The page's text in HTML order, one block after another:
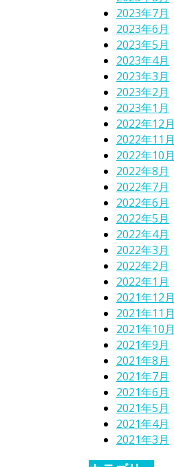
2023年7月
2023年6月
2023年5月
2023年4月
2023年3月
2023年2月
2023年1月
2022年12月
2022年11月
2022年10月
2022年8月
2022年7月
2022年6月
2022年5月
2022年4月
2022年3月
2022年2月
2022年1月
2021年12月
2021年11月
2021年10月
2021年9月
2021年8月
2021年7月
2021年6月
2021年5月
2021年4月
2021年3月